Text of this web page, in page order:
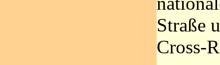
Straße
Cross-